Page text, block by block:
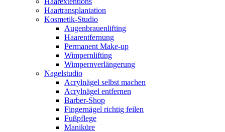
Haartransplantation
Kosmetik-Studio
Augenbrauenlifting
Haarentfernung
Permanent Make-up
Wimpernlifting
Wimpernverlängerung
Nagelstudio
Acrylnägel selbst machen
Acrylnägel entfernen
Barber-Shop
Fingernägel richtig feilen
Fußpflege
Maniküre